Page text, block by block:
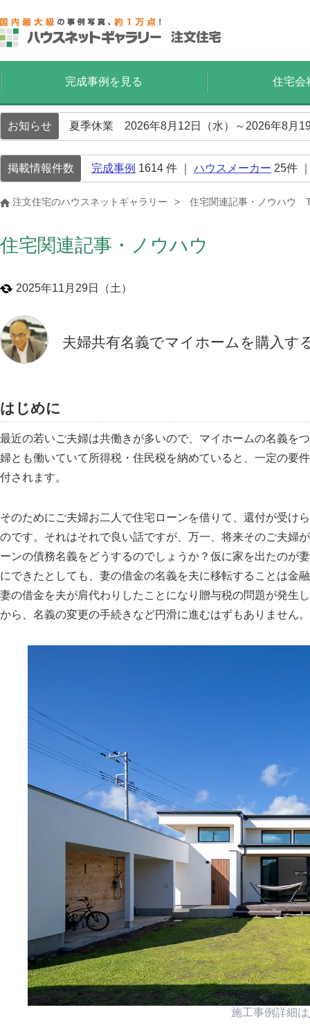
完成事例を見る 住宅会
お知らせ 夏季休業 2026年8月12日（水）～2026年8月
掲載情報件数 完成事例 1614 件 ｜ ハウスメーカー 25件
注文住宅のハウスネットギャラリー 住宅関連記事・ノウハウ
住宅関連記事・ノウハウ
2025年11月29日（土）
夫婦共有名義でマイホームを購入す
はじめに
最近の若いご夫婦は共働きが多いので、マイホームの名義を
婦とも働いていて所得税・住民税を納めていると、一定の要
付されます。
そのためにご夫婦お二人で住宅ローンを借りて、還付が受け
のです。それはそれで良い話ですが、万一、将来そのご夫婦
ーンの債務名義をどうするのでしょうか？仮に家を出たのが
にできたとしても、妻の借金の名義を夫に移転することは金
妻の借金を夫が肩代わりしたことになり贈与税の問題が発生
から、名義の変更の手続きなど円滑に進むはずもありません。
施工事例詳細は